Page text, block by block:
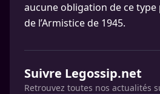
aucune obligation de ce
de l’Armistice de 1945.
Suivre Legossip.net
Retrouvez toutes nos actualités